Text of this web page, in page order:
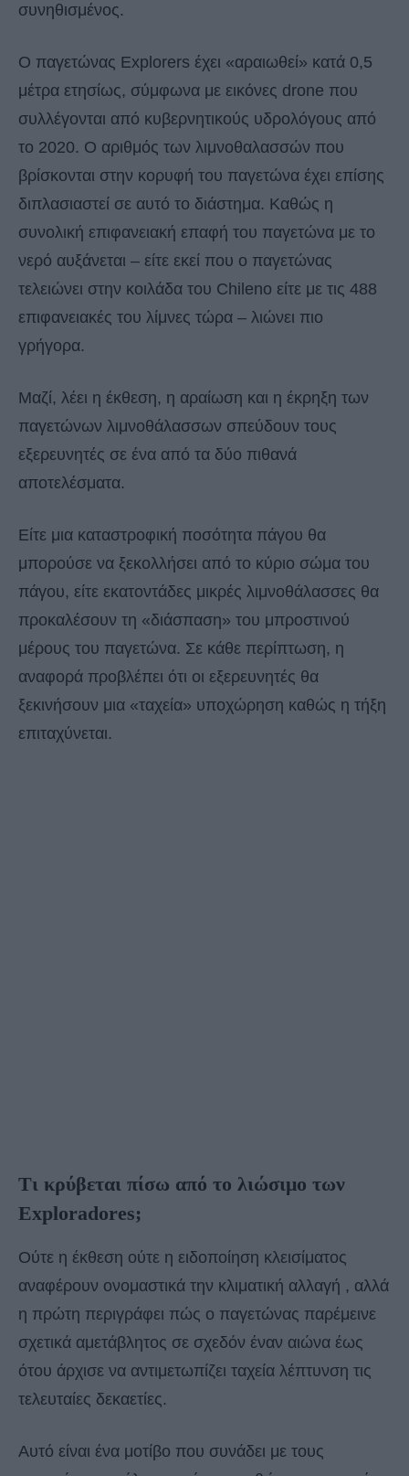
συνηθισμένος.
Ο παγετώνας Explorers έχει «αραιωθεί» κατά 0,5
μέτρα ετησίως, σύμφωνα με εικόνες drone που
συλλέγονται από κυβερνητικούς υδρολόγους από
το 2020. Ο αριθμός των λιμνοθαλασσών που
βρίσκονται στην κορυφή του παγετώνα έχει επίσης
διπλασιαστεί σε αυτό το διάστημα. Καθώς η
συνολική επιφανειακή επαφή του παγετώνα με το
νερό αυξάνεται – είτε εκεί που ο παγετώνας
τελειώνει στην κοιλάδα του Chileno είτε με τις 488
επιφανειακές του λίμνες τώρα – λιώνει πιο
γρήγορα.
Μαζί, λέει η έκθεση, η αραίωση και η έκρηξη των
παγετώνων λιμνοθάλασσων σπεύδουν τους
εξερευνητές σε ένα από τα δύο πιθανά
αποτελέσματα.
Είτε μια καταστροφική ποσότητα πάγου θα
μπορούσε να ξεκολλήσει από το κύριο σώμα του
πάγου, είτε εκατοντάδες μικρές λιμνοθάλασσες θα
προκαλέσουν τη «διάσπαση» του μπροστινού
μέρους του παγετώνα. Σε κάθε περίπτωση, η
αναφορά προβλέπει ότι οι εξερευνητές θα
ξεκινήσουν μια «ταχεία» υποχώρηση καθώς η τήξη
επιταχύνεται.
Τι κρύβεται πίσω από το λιώσιμο των
Exploradores;
Ούτε η έκθεση ούτε η ειδοποίηση κλεισίματος
αναφέρουν ονομαστικά την κλιματική αλλαγή , αλλά
η πρώτη περιγράφει πώς ο παγετώνας παρέμεινε
σχετικά αμετάβλητος σε σχεδόν έναν αιώνα έως
ότου άρχισε να αντιμετωπίζει ταχεία λέπτυνση τις
τελευταίες δεκαετίες.
Αυτό είναι ένα μοτίβο που συνάδει με τους